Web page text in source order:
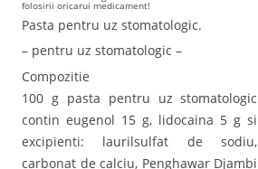
folosirii oricarui medicament!
Pasta pentru uz stomatologic.
– pentru uz stomatologic –
Compozitie
100 g pasta pentru uz stomatologic
contin eugenol 15 g, lidocaina 5 g si
excipienti: laurilsulfat de sodiu,
carbonat de calciu, Penghawar Djambi